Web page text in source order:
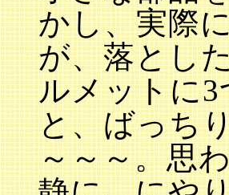
かし、実際
が、落とし
ルメットに
と、ばっち
～～～。思